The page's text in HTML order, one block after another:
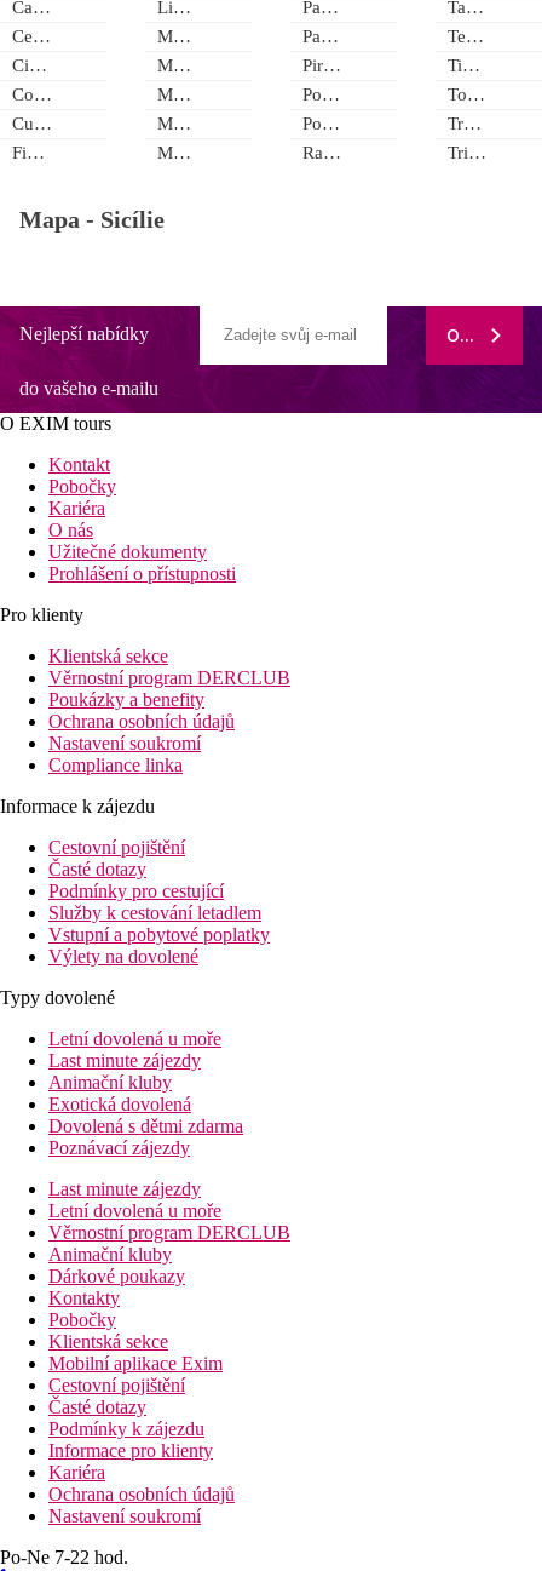
Catania
Cefalú
Cinisi
Contrada Rais-gerbi
Custonaci
Fiumefreddo di Sisilia
Lipari
Marina D´Agro
Marina di Butera
Marina di Modica
Marina di Ragusa
Marsala
Palermo
Patti Gulf - Mesina
Piraino
Porto Empedocle
Porto Palo
Ragusa
Taormina
Terme
Tindari
Torre Colonna-Sperone
Trapani
Triscina di Selinunte
Mapa - Sicílie
Nejlepší nabídky
do vašeho e-mailu
ODEBÍRAT
O EXIM tours
Kontakt
Pobočky
Kariéra
O nás
Užitečné dokumenty
Prohlášení o přístupnosti
Pro klienty
Klientská sekce
Věrnostní program DERCLUB
Poukázky a benefity
Ochrana osobních údajů
Nastavení soukromí
Compliance linka
Informace k zájezdu
Cestovní pojištění
Časté dotazy
Podmínky pro cestující
Služby k cestování letadlem
Vstupní a pobytové poplatky
Výlety na dovolené
Typy dovolené
Letní dovolená u moře
Last minute zájezdy
Animační kluby
Exotická dovolená
Dovolená s dětmi zdarma
Poznávací zájezdy
Last minute zájezdy
Letní dovolená u moře
Věrnostní program DERCLUB
Animační kluby
Dárkové poukazy
Kontakty
Pobočky
Klientská sekce
Mobilní aplikace Exim
Cestovní pojištění
Časté dotazy
Podmínky k zájezdu
Informace pro klienty
Kariéra
Ochrana osobních údajů
Nastavení soukromí
Po-Ne 7-22 hod.